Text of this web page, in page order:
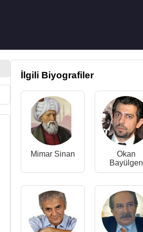
İlgili Biyografiler
Mimar Sinan
Okan
Bayülgen